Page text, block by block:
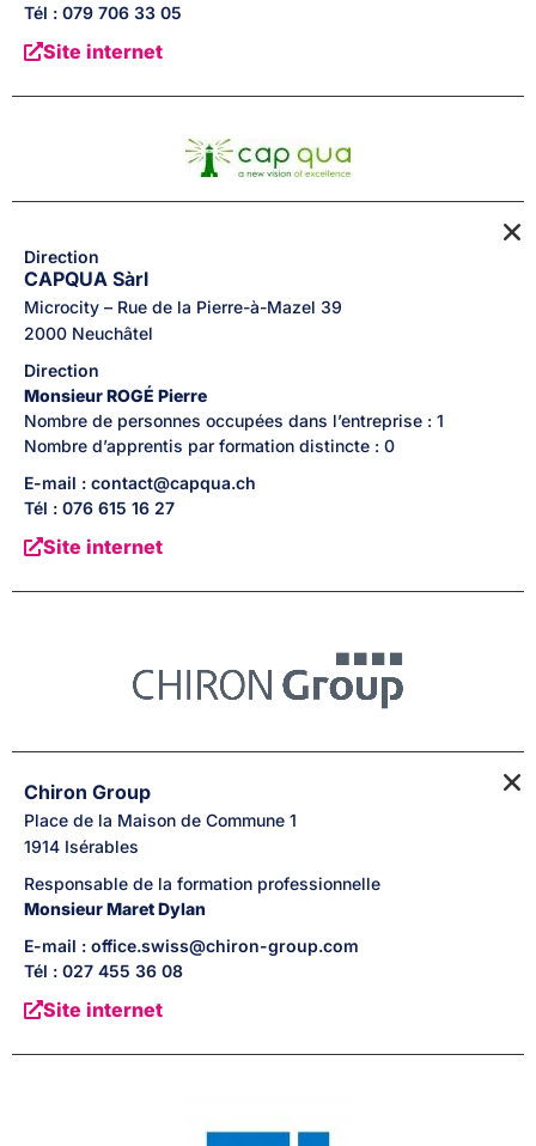
Tél : 079 706 33 05
Site internet
Direction
CAPQUA Sàrl
Microcity – Rue de la Pierre-à-Mazel 39
2000 Neuchâtel
Direction
MonsieurROGÉ Pierre
Nombre de personnes occupées dans l’entreprise : 1
Nombre d’apprentis par formation distincte : 0
E-mail : contact@capqua.ch
Tél : 076 615 16 27
Site internet
Chiron Group
Place de la Maison de Commune 1
1914 Isérables
Responsable de la formation professionnelle
MonsieurMaretDylan
E-mail : office.swiss@chiron-group.com
Tél : 027 455 36 08
Site internet